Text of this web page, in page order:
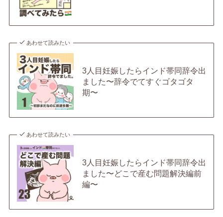
あわせて読みたい
3人目妊娠したらインド帯同辞令出
ました〜辞令でてすぐゴタゴタ
期〜
あわせて読みたい
3人目妊娠したらインド帯同辞令出
ました〜どこで産む問題解決編前
編〜